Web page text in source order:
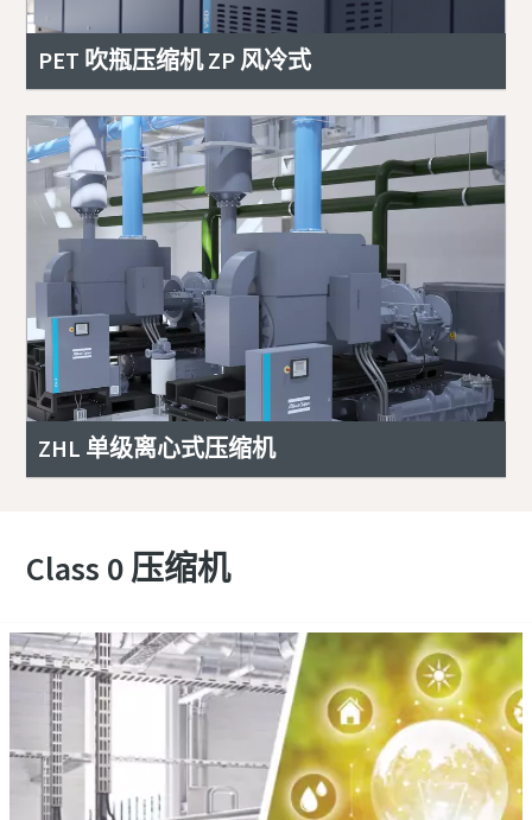
PET 吹瓶压缩机 ZP 风冷式
ZHL 单级离心式压缩机
Class 0 压缩机